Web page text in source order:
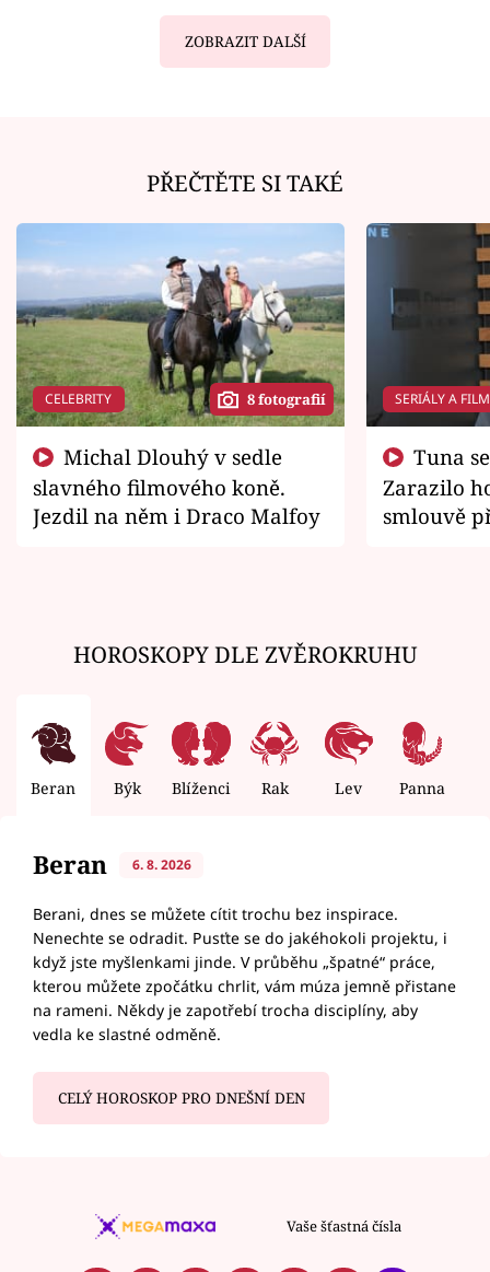
ZOBRAZIT DALŠÍ
PŘEČTĚTE SI TAKÉ
CELEBRITY 8 fotografií
slavného filmového koně.
Jezdil na něm i Draco Malfoy
SERIÁLY A
Zarazilo
smlouvě
HOROSKOPY DLE ZVĚROKRUHU
Beran Býk Blíženci Rak Lev Panna
Beran 6. 8. 2026
Berani, dnes se můžete cítit trochu bez inspirace.
Nenechte se odradit. Pusťte se do jakéhokoli projektu, i
když jste myšlenkami jinde. V průběhu „špatné“ práce,
kterou můžete zpočátku chrlit, vám múza jemně přistane
na rameni. Někdy je zapotřebí trocha disciplíny, aby
vedla ke slastné odměně.
CELÝ HOROSKOP PRO DNEŠNÍ DEN
Vaše šťastná čísla